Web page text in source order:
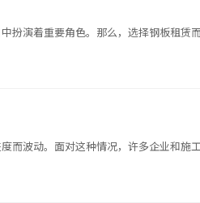
扮演着重要角色。那么，选择钢板租赁
而波动。面对这种情况，许多企业和施